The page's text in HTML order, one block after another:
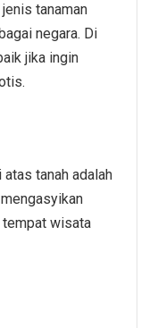
tanaman
negara. Di
jika ingin
tanah adalah
wisata